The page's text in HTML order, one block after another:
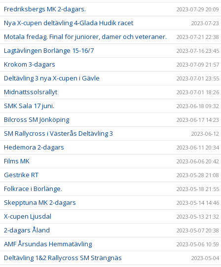
Fredriksbergs MK 2-dagars. 2023-07-29 20:09
Nya X-cupen deltävling 4-Glada Hudik racet 2023-07-23
Motala fredag. Final för juniorer, damer och veteraner. 2023-07-21 22:38
Lagtävlingen Borlänge 15-16/7 2023-07-16 23:45
Krokom 3-dagars 2023-07-09 21:57
Deltävling 3 nya X-cupen i Gävle 2023-07-01 23:55
Midnattssolsrallyt 2023-07-01 18:26
SMK Sala 17 juni. 2023-06-18 09:32
Bilcross SM Jönköping 2023-06-17 14:23
SM Rallycross i Västerås Deltävling 3 2023-06-12
Hedemora 2-dagars 2023-06-11 20:34
Films MK 2023-06-06 20:42
Gestrike RT 2023-05-28 21:08
Folkrace i Borlänge. 2023-05-18 21:55
Skepptuna MK 2-dagars 2023-05-14 14:46
X-cupen Ljusdal 2023-05-13 21:32
2-dagars Åland 2023-05-07 20:38
AMF Årsundas Hemmatävling 2023-05-06 10:59
Deltävling 1&2 Rallycross SM Strängnäs 2023-05-04